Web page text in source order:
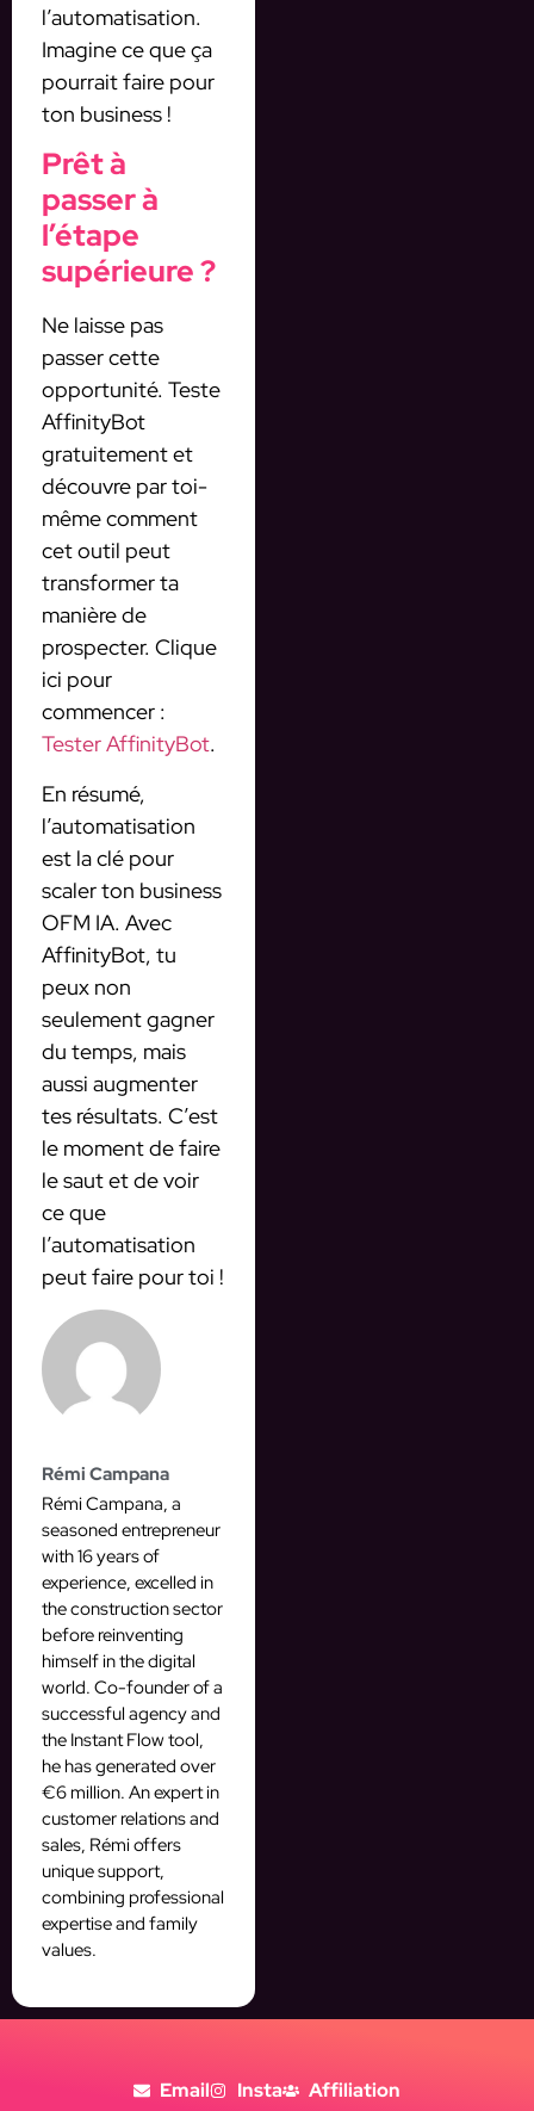
l’automatisation.
Imagine ce que ça
pourrait faire pour
ton business !
Prêt à
passer à
l’étape
supérieure ?
Ne laisse pas
passer cette
opportunité. Teste
AffinityBot
gratuitement et
découvre par toi-
même comment
cet outil peut
transformer ta
manière de
prospecter. Clique
ici pour
commencer :
Tester AffinityBot.
En résumé,
l’automatisation
est la clé pour
scaler ton business
OFM IA. Avec
AffinityBot, tu
peux non
seulement gagner
du temps, mais
aussi augmenter
tes résultats. C’est
le moment de faire
le saut et de voir
ce que
l’automatisation
peut faire pour toi !
Rémi Campana
Rémi Campana, a
seasoned entrepreneur
with 16 years of
experience, excelled in
the construction sector
before reinventing
himself in the digital
world. Co-founder of a
successful agency and
the Instant Flow tool,
he has generated over
€6 million. An expert in
customer relations and
sales, Rémi offers
unique support,
combining professional
expertise and family
values.
Email Insta Affiliation